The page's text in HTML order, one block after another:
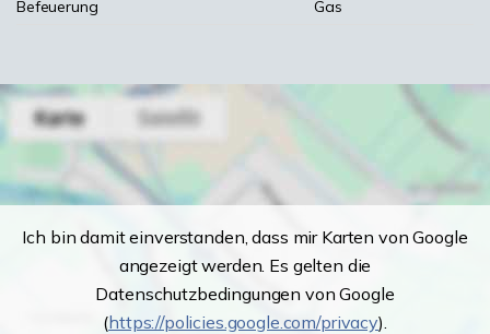
Befeuerung
Gas
Ich bin damit einverstanden, dass mir Karten von Google
angezeigt werden. Es gelten die
Datenschutzbedingungen von Google
(https://policies.google.com/privacy).